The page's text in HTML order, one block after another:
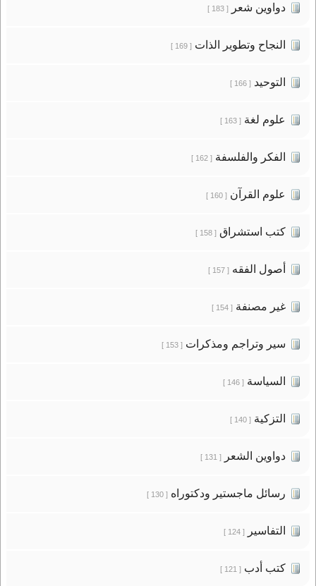
دواوين شعر[ 183 ]
النجاح وتطوير الذات[ 169 ]
التوحيد[ 166 ]
علوم لغة[ 163 ]
الفكر والفلسفة[ 162 ]
علوم القرآن[ 160 ]
كتب استشراق[ 158 ]
أصول الفقه[ 157 ]
غير مصنفة[ 154 ]
سير وتراجم ومذكرات[ 153 ]
السياسة[ 146 ]
التزكية[ 140 ]
دواوين الشعر[ 131 ]
رسائل ماجستير ودكتوراه[ 130 ]
التفاسير[ 124 ]
كتب أدب[ 121 ]